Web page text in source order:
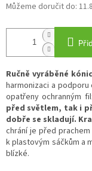
Můžeme doručit do:
Ručně vyráběné
harmonizaci a
opatřeny ochranným
před světlem, tak i
dobře se skladují.
chrání je před
k plastovým sáčkům a
blízké.